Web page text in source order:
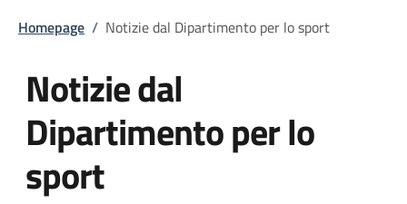
Homepage / Notizie dal Dipartimento per lo sport
Notizie dal
Dipartimento per lo
sport